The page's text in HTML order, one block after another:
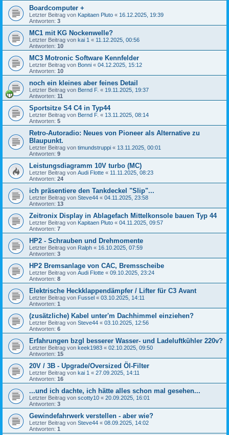
Boardcomputer +
Letzter Beitrag von Kapitaen Pluto « 16.12.2025, 19:39
Antworten: 3
MC1 mit KG Nockenwelle?
Letzter Beitrag von kai 1 « 11.12.2025, 00:56
Antworten: 10
MC3 Motronic Software Kennfelder
Letzter Beitrag von Bonni « 04.12.2025, 15:12
Antworten: 10
noch ein kleines aber feines Detail
Letzter Beitrag von Bernd F. « 19.11.2025, 19:37
Antworten: 11
Sportsitze S4 C4 in Typ44
Letzter Beitrag von Bernd F. « 13.11.2025, 08:14
Antworten: 5
Retro-Autoradio: Neues von Pioneer als Alternative zu
Blaupunkt.
Letzter Beitrag von timundstruppi « 13.11.2025, 00:01
Antworten: 9
Leistungsdiagramm 10V turbo (MC)
Letzter Beitrag von Audi Flotte « 11.11.2025, 08:23
Antworten: 24
ich präsentiere den Tankdeckel "Slip"...
Letzter Beitrag von Steve44 « 04.11.2025, 23:58
Antworten: 13
Zeitronix Display in Ablagefach Mittelkonsole bauen Typ 44
Letzter Beitrag von Kapitaen Pluto « 04.11.2025, 09:57
Antworten: 7
HP2 - Schrauben und Drehmomente
Letzter Beitrag von Ralph « 16.10.2025, 07:59
Antworten: 3
HP2 Bremsanlage von CAC, Bremsscheibe
Letzter Beitrag von Audi Flotte « 09.10.2025, 23:24
Antworten: 8
Elektrische Heckklappendämpfer / Lifter für C3 Avant
Letzter Beitrag von Fussel « 03.10.2025, 14:11
Antworten: 1
(zusätzliche) Kabel unter'm Dachhimmel einziehen?
Letzter Beitrag von Steve44 « 03.10.2025, 12:56
Antworten: 6
Erfahrungen bzgl besserer Wasser- und Ladeluftkühler 220v?
Letzter Beitrag von keek1983 « 02.10.2025, 09:50
Antworten: 15
20V / 3B - Upgrade/Oversized Öl-Filter
Letzter Beitrag von kai 1 « 27.09.2025, 14:11
Antworten: 16
...und ich dachte, ich hätte alles schon mal gesehen...
Letzter Beitrag von scotty10 « 20.09.2025, 16:01
Antworten: 3
Gewindefahrwerk verstellen - aber wie?
Letzter Beitrag von Steve44 « 08.09.2025, 14:02
Antworten: 1